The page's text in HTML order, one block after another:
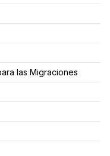
las Migraciones